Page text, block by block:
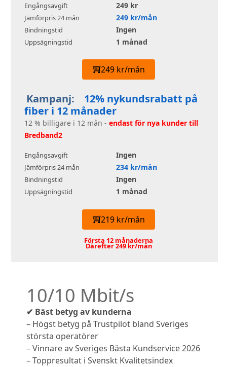
Engångsavgift 249 kr
Jämförpris 24 mån 249 kr/mån
Bindningstid Ingen
Uppsägningstid 1 månad
249 kr/mån
Kampanj:
12% nykundsrabatt på
fiber i 12 månader
12 % billigare i 12 mån - endast för nya kunder till
Bredband2
Engångsavgift Ingen
Jämförpris 24 mån 234 kr/mån
Bindningstid Ingen
Uppsägningstid 1 månad
219 kr/mån
Första 12 månaderna
Därefter 249 kr/mån
10/10 Mbit/s
✔ Bäst betyg av kunderna
– Högst betyg på Trustpilot bland Sveriges
största operatörer
– Vinnare av Sveriges Bästa Kundservice 2026
– Toppresultat i Svenskt Kvalitetsindex